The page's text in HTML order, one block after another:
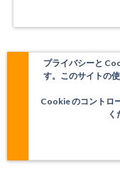
プライバシーと
す。このサイトの
Cookie のコントロ
く